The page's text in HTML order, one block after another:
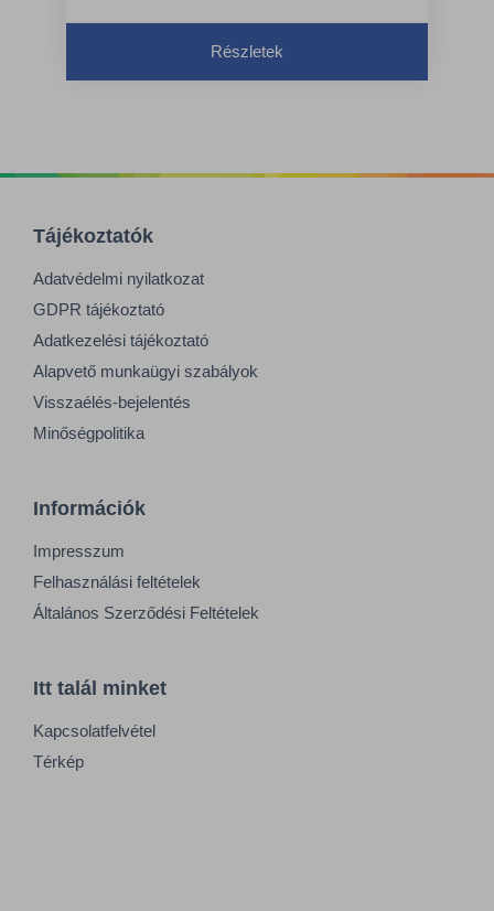
Részletek
Tájékoztatók
Adatvédelmi nyilatkozat
GDPR tájékoztató
Adatkezelési tájékoztató
Alapvető munkaügyi szabályok
Visszaélés-bejelentés
Minőségpolitika
Információk
Impresszum
Felhasználási feltételek
Általános Szerződési Feltételek
Itt talál minket
Kapcsolatfelvétel
Térkép